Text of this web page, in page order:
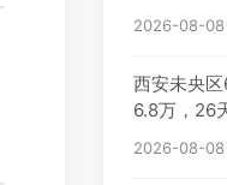
2026-08-08
西安未央
6.8万，26
2026-08-08